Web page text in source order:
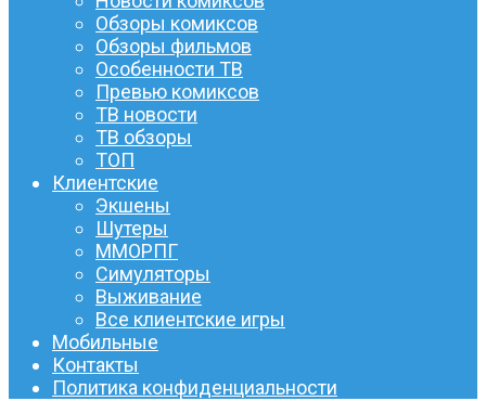
Обзоры комиксов
Обзоры фильмов
Особенности ТВ
Превью комиксов
ТВ новости
ТВ обзоры
ТОП
Клиентские
Экшены
Шутеры
ММОРПГ
Симуляторы
Выживание
Все клиентские игры
Мобильные
Контакты
Политика конфиденциальности